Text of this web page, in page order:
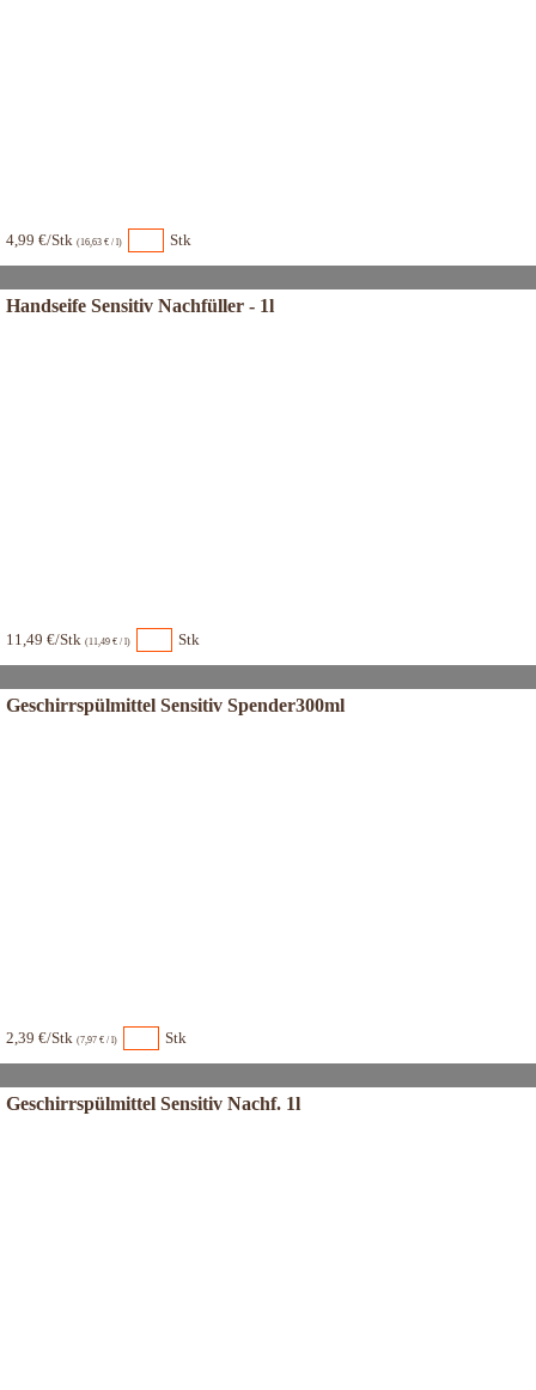
4,99 €/Stk (16,63 € / l) Stk
Handseife Sensitiv Nachfüller - 1l
11,49 €/Stk (11,49 € / l) Stk
Geschirrspülmittel Sensitiv Spender300ml
2,39 €/Stk (7,97 € / l) Stk
Geschirrspülmittel Sensitiv Nachf. 1l